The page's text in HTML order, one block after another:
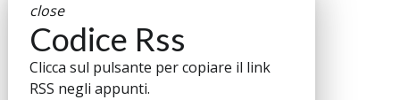
close
Codice Rss
Clicca sul pulsante per copiare il link
RSS negli appunti.